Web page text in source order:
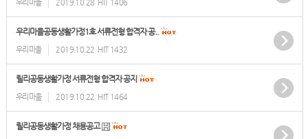
우리마을 2019.10.28 HIT 1406
우리마을공동생활가정1호 서류전형 합격자 공..
우리마을 2019.10.22 HIT 1432
릴리공동생활가정 서류전형 합격자 공지
우리마을 2019.10.22 HIT 1464
릴리공동생활가정 채용공고